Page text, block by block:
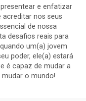
e enfatizar
nos seus
de nossa
desafios reais para
um(a) jovem
poder, ele(a) estará
é capaz de mudar a
o mundo!